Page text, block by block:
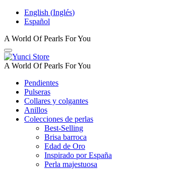
English (Inglés)
Español
A World Of Pearls For You
A World Of Pearls For You
Pendientes
Pulseras
Collares y colgantes
Anillos
Colecciones de perlas
Best-Selling
Brisa barroca
Edad de Oro
Inspirado por España
Perla majestuosa